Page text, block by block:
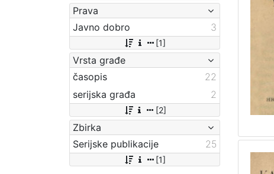
Prava
Javno dobro
3
[1]
Vrsta građe
časopis
22
serijska građa
2
[2]
Zbirka
Serijske publikacije
25
[1]